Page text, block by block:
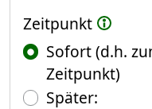
Zeitpunkt
Sofort (d.h.
Zeitpunkt)
Später:(Fokus